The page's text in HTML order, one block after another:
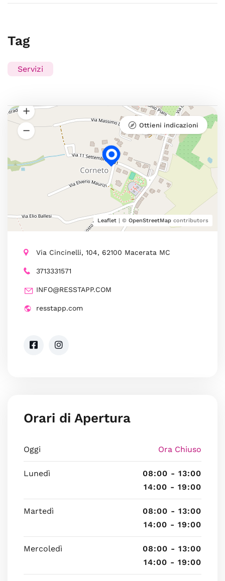
Tag
Servizi
Leaflet | © OpenStreetMap contributors
Ottieni indicazioni
Via Cincinelli, 104, 62100 Macerata MC
3713331571
INFO@RESSTAPP.COM
resstapp.com
Orari di Apertura
Oggi Ora Chiuso
Lunedì
08:00 - 13:00
14:00 - 19:00
Martedì
08:00 - 13:00
14:00 - 19:00
Mercoledì
08:00 - 13:00
14:00 - 19:00